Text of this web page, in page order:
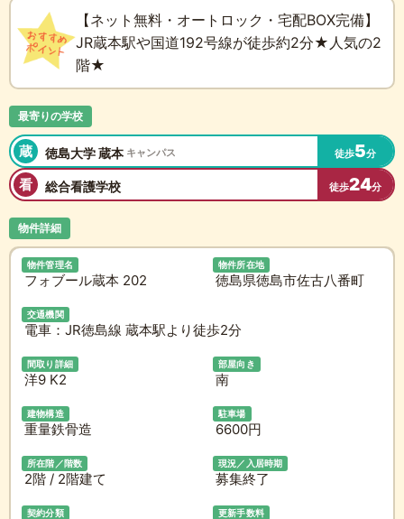
【ネット無料・オートロック・宅配BOX完備】
JR蔵本駅や国道192号線が徒歩約2分★人気の2
階★
最寄りの学校
蔵 徳島大学 蔵本 キャンパス 徒歩5分
看 総合看護学校 徒歩24分
物件詳細
物件管理名
フォブール蔵本 202
物件所在地
徳島県徳島市佐古八番町
交通機関
電車：JR徳島線 蔵本駅より徒歩2分
間取り詳細
洋9 K2
部屋向き
南
建物構造
重量鉄骨造
駐車場
6600円
所在階／階数
2階 / 2階建て
現況／入居時期
募集終了
契約分類 更新手数料